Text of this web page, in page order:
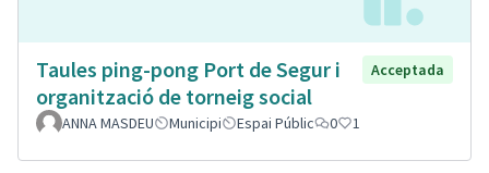
Taules ping-pong Port de Segur i
organització de torneig social
Acceptada
ANNA MASDEU Municipi Espai Públic 0 1